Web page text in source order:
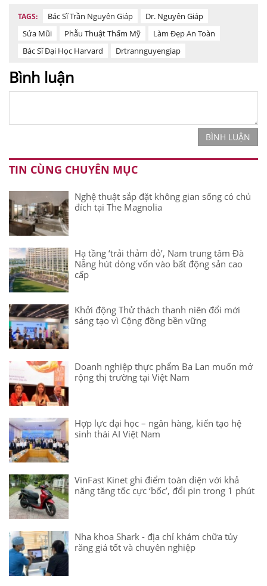
TAGS: Bác Sĩ Trần Nguyên Giáp
Dr. Nguyên Giáp
Sửa Mũi
Phẫu Thuật Thẩm Mỹ
Làm Đẹp An Toàn
Bác Sĩ Đại Học Harvard
Drtrannguyengiap
Bình luận
BÌNH LUẬN
TIN CÙNG CHUYÊN MỤC
Nghệ thuật sắp đặt không gian sống có chủ
đích tại The Magnolia
Hạ tầng ‘trải thảm đỏ’, Nam trung tâm Đà
Nẵng hút dòng vốn vào bất động sản cao
cấp
Khởi động Thử thách thanh niên đổi mới
sáng tạo vì Cộng đồng bền vững
Doanh nghiệp thực phẩm Ba Lan muốn mở
rộng thị trường tại Việt Nam
Hợp lực đại học – ngân hàng, kiến tạo hệ
sinh thái AI Việt Nam
VinFast Kinet ghi điểm toàn diện với khả
năng tăng tốc cực ‘bốc’, đổi pin trong 1 phút
Nha khoa Shark - địa chỉ khám chữa tủy
răng giá tốt và chuyên nghiệp